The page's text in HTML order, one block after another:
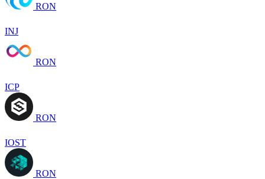
RON
INJ
RON
ICP
RON
IOST
RON